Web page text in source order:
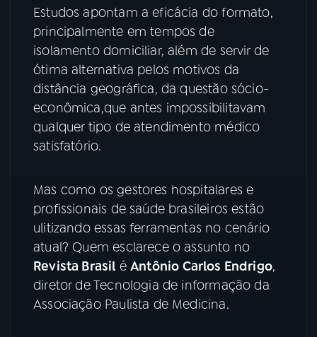
YouTube Facebook
Instagram
Estudos apontam a eficácia do formato,
principalmente em tempos de
isolamento domiciliar, além de servir de
ótima alternativa pelos motivos da
distância geográfica, da questão sócio-
econômica,que antes impossibilitavam
qualquer tipo de atendimento médico
satisfatório.
Mas como os gestores hospitalares e
profissionais de saúde brasileiros estão
ulitizando essas ferramentas no cenário
atual? Quem esclarece o assunto no
Revista Brasil éAntônio Carlos Endrigo,
diretor de Tecnologia de informação da
Associação Paulista de Medicina.